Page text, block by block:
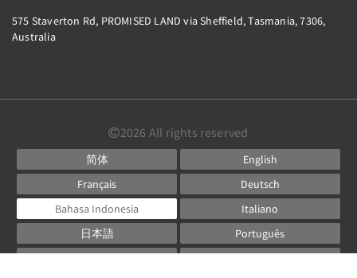
575 Staverton Rd, PROMISED LAND via Sheffield, Tasmania, 7306,
Australia
2026 All rights reserved
简体
English
Français
Deutsch
Bahasa Indonesia
Italiano
日本語
Português
Русский
Español